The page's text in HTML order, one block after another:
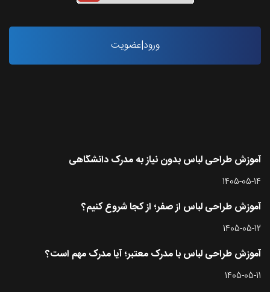
ورود|عضویت
آموزش طراحی لباس بدون نیاز به مدرک دانشگاهی
1405-05-14
آموزش طراحی لباس از صفر؛ از کجا شروع کنیم؟
1405-05-12
آموزش طراحی لباس با مدرک معتبر؛ آیا مدرک مهم است؟
1405-05-11